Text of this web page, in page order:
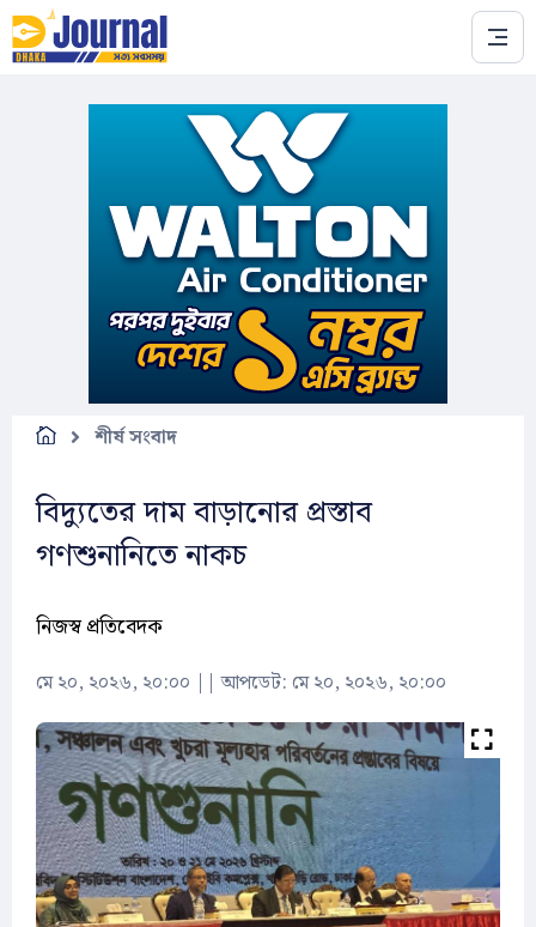
Skip to main content
শীর্ষ সংবাদ
বিদ্যুতের দাম বাড়ানোর প্রস্তাব
গণশুনানিতে নাকচ
নিজস্ব প্রতিবেদক
মে ২০, ২০২৬, ২০:০০ ||আপডেট: মে ২০, ২০২৬, ২০:০০